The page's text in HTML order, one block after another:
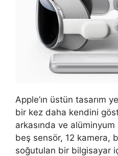
Apple’ın üstün tasarım
bir kez daha kendini
arkasında ve
beş sensör, 12 kamera,
soğutulan bir bilgisayar